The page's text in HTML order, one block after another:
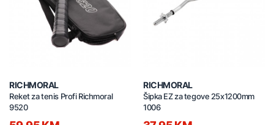
RICHMORAL
Reket za tenis Profi Richmoral
9520
RICHMORAL
Šipka EZ za tegove 25x1200mm
1006